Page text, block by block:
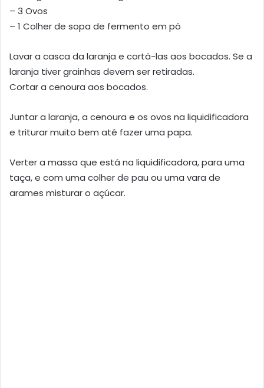
– 3 Ovos
– 1 Colher de sopa de fermento em pó
Lavar a casca da laranja e cortá-las aos bocados. Se a
laranja tiver grainhas devem ser retiradas.
Cortar a cenoura aos bocados.
Juntar a laranja, a cenoura e os ovos na liquidificadora
e triturar muito bem até fazer uma papa.
Verter a massa que está na liquidificadora, para uma
taça, e com uma colher de pau ou uma vara de
arames misturar o açúcar.